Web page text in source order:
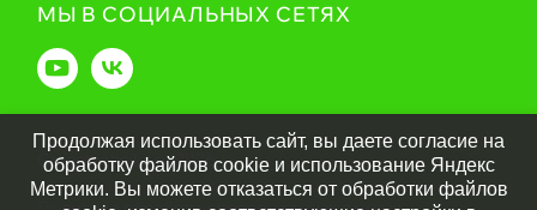
МЫ В СОЦИАЛЬНЫХ СЕТЯХ
Greentechnika.ru2026
Продолжая использовать сайт, вы даете согласие на
обработку файлов cookie и использование Яндекс
Метрики. Вы можете отказаться от обработки файлов